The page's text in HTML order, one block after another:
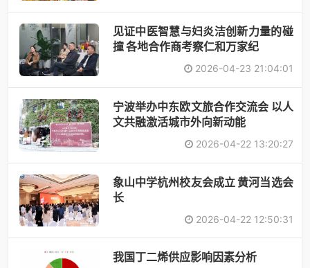
见证中医智慧与妇炎洁创新力量的碰
撞 各地合作商考察仁和万家纪
2026-04-23 21:04:01
宁波举办中东欧文旅合作交流会 以人
文共融激活城市外向新动能
2026-04-22 13:20:27
象山中学杭州校友会成立 黄河当选会
长
2026-04-22 12:50:31
​我国丁二烯供应影响因素分析